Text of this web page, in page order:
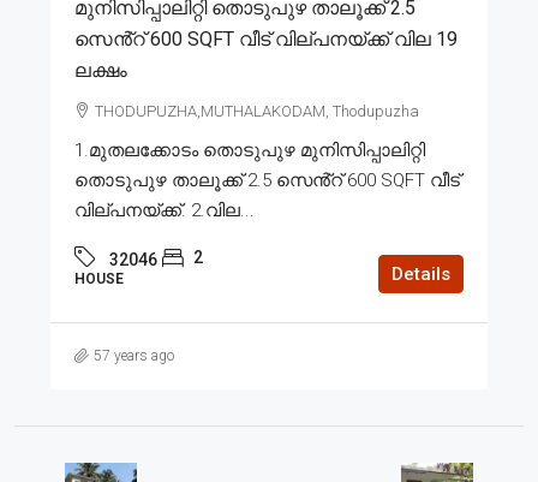
മുനിസിപ്പാലിറ്റി തൊടുപുഴ താലൂക്ക് 2.5
സെൻ്റ് 600 SQFT വീട് വില്പനയ്ക്ക് വില 19
ലക്ഷം
THODUPUZHA,MUTHALAKODAM, Thodupuzha
1.മുതലക്കോടം തൊടുപുഴ മുനിസിപ്പാലിറ്റി
തൊടുപുഴ താലൂക്ക് 2.5 സെൻ്റ് 600 SQFT വീട്
വില്പനയ്ക്ക്. 2.വില...
32046 2
HOUSE Details
57 years ago